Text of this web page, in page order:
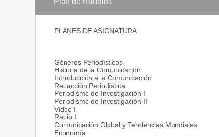
PERFIL OCUPACIONAL:
El Comunicador Social puede desarrollar su profesión
En organizaciones públicas y/o privadas como un
ejecución de los procesos de comunicación interna y
En agencias de publicidad puede desempeñarse
ejecutivo de cuenta en las agencias de publicidad,
independiente.
Plan de estudios
PLANES DE ASIGNATURA:
Géneros Periodísticos
Historia de la Comunicación
Introducción a la Comunicación
Redacción Periodística
Periodismo de Investigación I
Periodismo de Investigación II
Video I
Radio I
Comunicación Global y Tendencias Mundiales
Economía